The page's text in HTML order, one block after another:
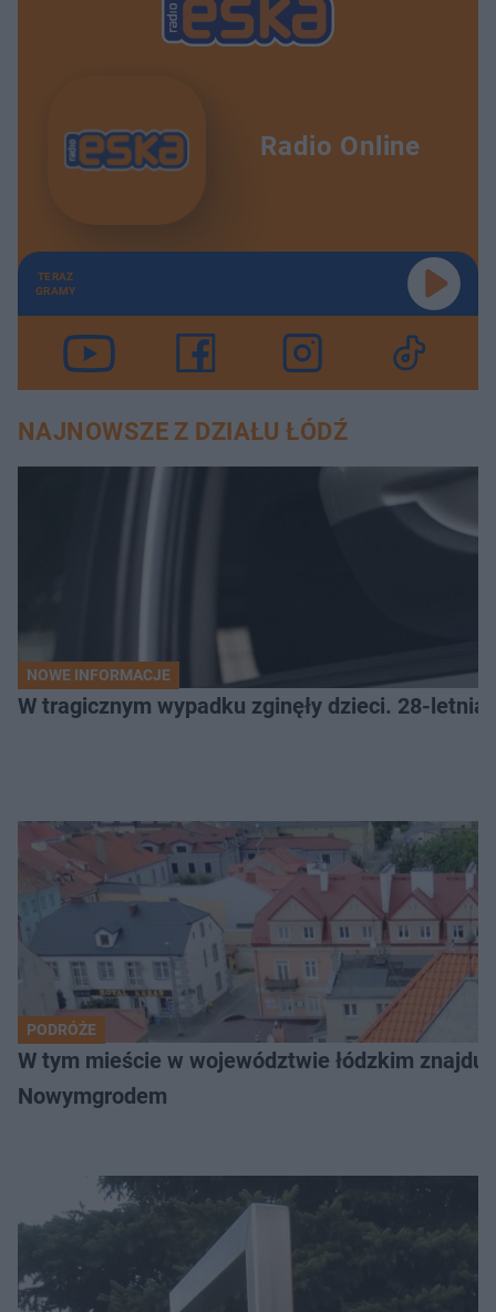
Radio Online
TERAZ
GRAMY
NAJNOWSZE Z DZIAŁU ŁÓDŹ
NOWE INFORMACJE
W tragicznym wypadku zginęły dzieci. 28-
PODRÓŻE
W tym mieście w województwie łódzkim
Nowymgrodem